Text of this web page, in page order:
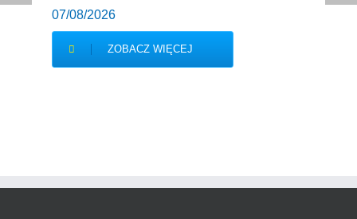
07/08/2026
ZOBACZ WIĘCEJ